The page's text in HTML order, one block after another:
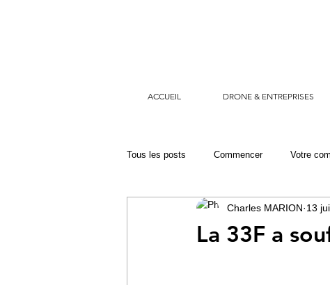
ACCUEIL DRONE & ENTREPRISES
Tous les posts Commencer Votre
sécurité civile
La 33F a
Charles MARION 13